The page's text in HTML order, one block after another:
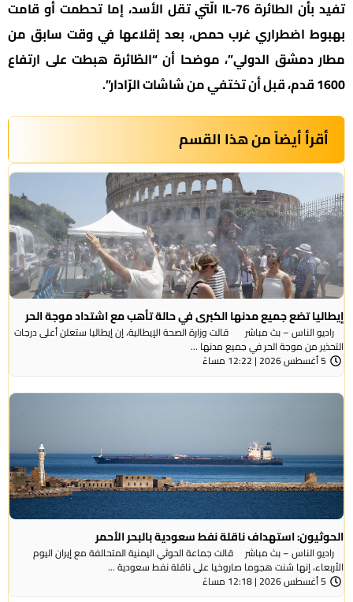
تفيد بأن الطائرة IL-76 الّتي تقل الأسد، إما تحطمت أو قامت
بهبوط اضطراري غرب حمص، بعد إقلاعها في وقت سابق من
مطار دمشق الدولي”، موضحا أن “الطّائرة هبطت على ارتفاع
1600 قدم، قبل أن تختفي من شاشات الرّادار”.
أقرأ أيضاً من هذا القسم
إيطاليا تضع جميع مدنها الكبرى في حالة تأهب مع اشتداد موجة الحر
راديو الناس – بث مباشر قالت وزارة الصحة الإيطالية، إن إيطاليا ستعلن أعلى درجات
التحذير من موجة ​الحر في جميع مدنها ...
5 أغسطس 2026 | 12:22 مساءً
الحوثيون: استهداف ناقلة نفط سعودية بالبحر الأحمر
راديو الناس – بث مباشر قالت جماعة الحوثي ​اليمنية المتحالفة ​مع إيران اليوم
الأربعاء، ⁠إنها شنت ​هجوما صاروخيا على ​ناقلة نفط سعودية ...
5 أغسطس 2026 | 12:18 مساءً